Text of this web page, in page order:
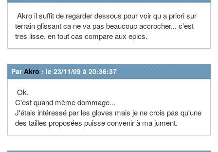
Akro il suffit de regarder dessous pour voir qu a priori sur
terrain glissant ca ne va pas beaucoup accrocher... c'est
tres lisse, en tout cas compare aux epics.
ParAkro : le 23/11/09 à 20:36:37
Ok.
C'est quand même dommage...
J'étais intéressé par les gloves mais je ne crois pas qu'une
des tailles proposées puisse convenir à ma jument.